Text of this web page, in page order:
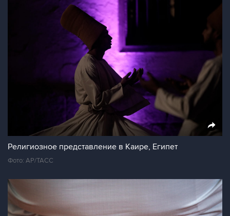
Религиозное представление в Каире, Египет
Фото: АР/ТАСС